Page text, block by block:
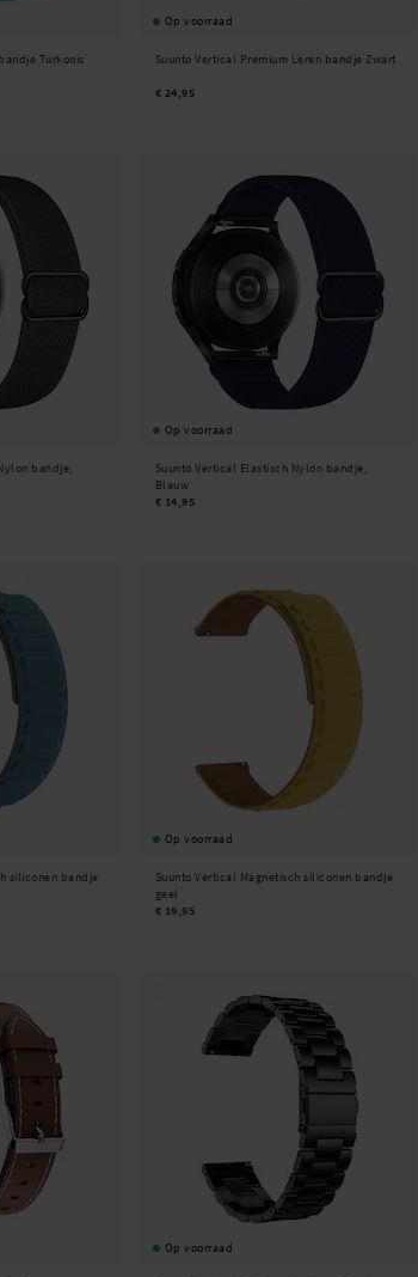
Turkoois
Op voorraad
Suunto Vertical Premium Leren bandje Zwart
€ 24,95
bandje,
Op voorraad
Suunto Vertical Elastisch Nylon bandje,
Blauw
€ 14,95
siliconen bandje
Op voorraad
Suunto Vertical Magnetisch siliconen bandje
geel
€ 19,95
Op voorraad